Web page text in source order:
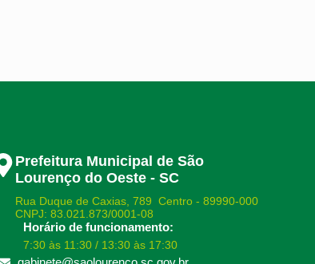
Prefeitura Municipal de São
Lourenço do Oeste - SC
Rua Duque de Caxias, 789 Centro - 89990-000
CNPJ: 83.021.873/0001-08
Horário de funcionamento:
7:30 às 11:30 / 13:30 às 17:30